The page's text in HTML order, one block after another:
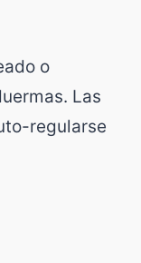
o
Las
regularse